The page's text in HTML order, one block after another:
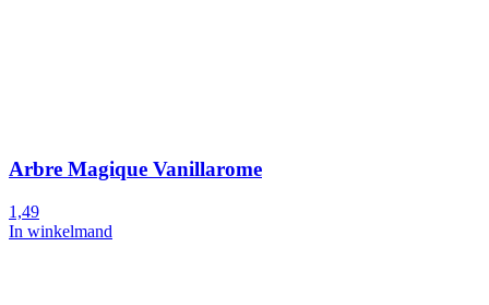
Arbre Magique Vanillarome
1,49
In winkelmand